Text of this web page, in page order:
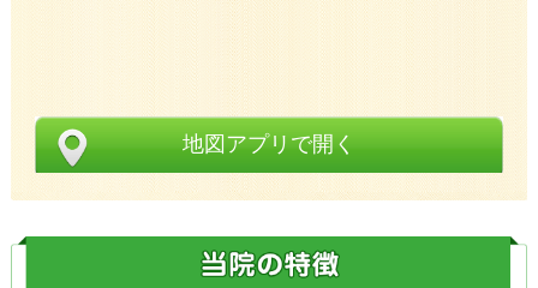
地図アプリで開く